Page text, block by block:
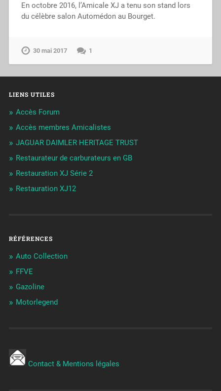
En octobre 2016, l’Amicale XJ a tenu son stand lors
du célèbre salon Automédon au Bourget.
30 mai 2017 1
LIENS UTILES
Accès Forum
Accès membres Amicalistes
JAGUAR DAIMLER HERITAGE TRUST
Restaurateur de carburateurs en GB
Restauration XJ Série 2
Restauration XJ12
RÉFÉRENCES
Auto Collection
FFVE
Gazoline
Motorlegend
Contact & Mentions légales